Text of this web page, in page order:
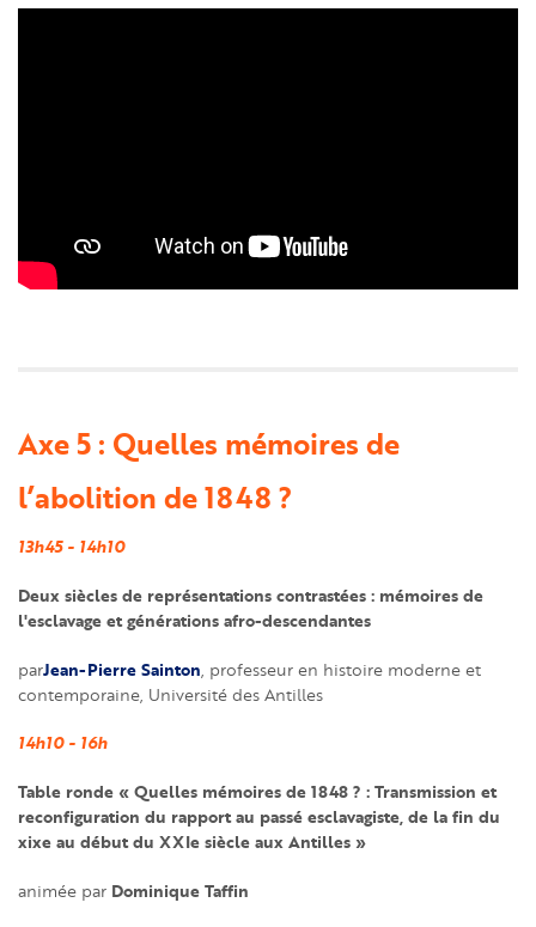
Axe 5 : Quelles mémoires de
l’abolition de 1848 ?
13h45 - 14h10
Deux siècles de représentations contrastées : mémoires de
l'esclavage et générations afro-descendantes
parJean-Pierre Sainton , professeur en histoire moderne et
contemporaine, Université des Antilles
14h10 - 16h
Table ronde « Quelles mémoires de 1848 ? : Transmission et
reconfiguration du rapport au passé esclavagiste, de la fin du
xixe au début du XXIe siècle aux Antilles »
animée par Dominique Taffin